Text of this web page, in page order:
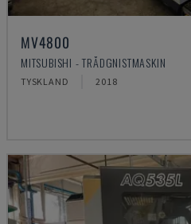
MV4800
MITSUBISHI - TRÅDGNISTMASKIN
TYSKLAND 2018